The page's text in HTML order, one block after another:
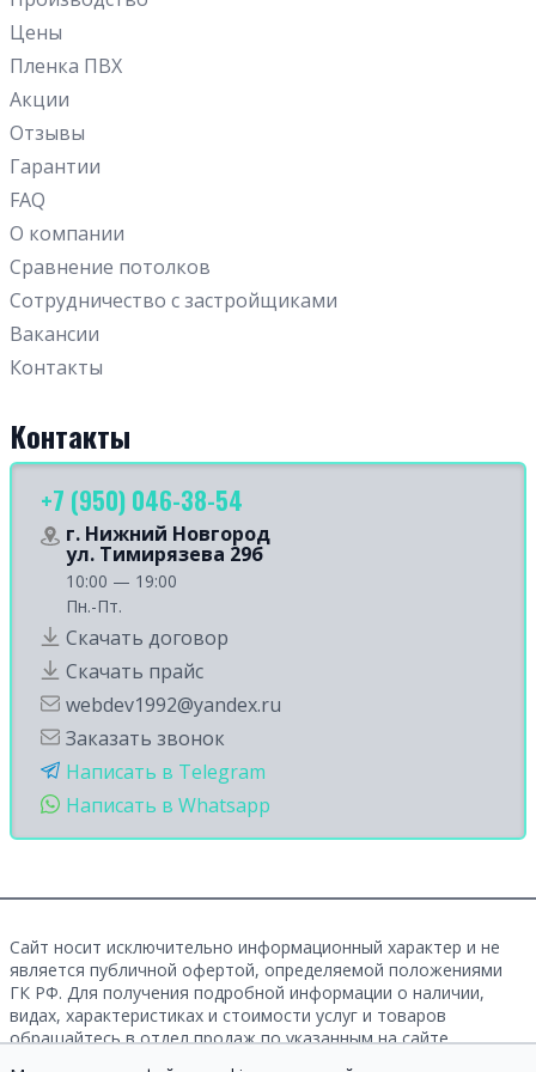
Цены
Пленка ПВХ
Акции
Отзывы
Гарантии
FAQ
О компании
Сравнение потолков
Сотрудничество с застройщиками
Вакансии
Контакты
Контакты
+7 (950) 046-38-54
г. Нижний Новгород
ул. Тимирязева 29б
10:00 — 19:00
Пн.-Пт.
Скачать договор
Скачать прайс
webdev1992@yandex.ru
Заказать звонок
Написать в Telegram
Написать в Whatsapp
Сайт носит исключительно информационный характер и не
является публичной офертой, определяемой положениями
ГК РФ. Для получения подробной информации о наличии,
видах, характеристиках и стоимости услуг и товаров
обращайтесь в отдел продаж по указанным на сайте